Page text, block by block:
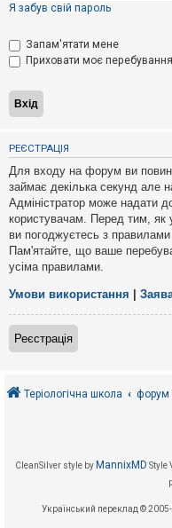
і
Т
м
и
б
з
в
і
д
п
о
в
і
д
е
й
А
к
т
и
і
Я забув свій пароль
Запам'ятати мене
Приховати моє
РЕЄСТРАЦІЯ
Для входу на форум ви
займає декілька секунд але
Адміністратор може надати
користувачам. Перед тим, як
ви погоджуєтесь з правилами
Пам'ятайте, що ваше
усіма правилами.
Умови використання
Реєстрація
Теріологічна школа форум
CleanSilver style by MannixMD Style
Український переклад ©